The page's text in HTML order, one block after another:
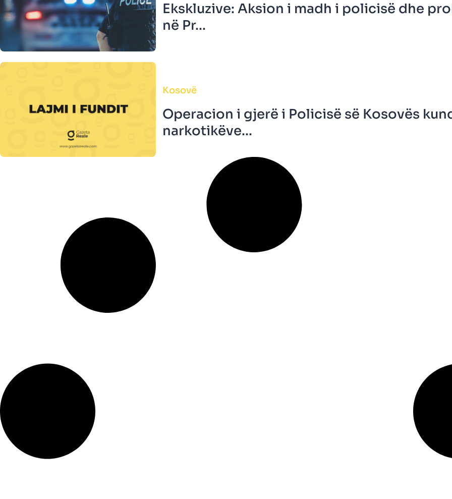
Ekskluzive: Aksion i madh i policisë dhe
në Pr...
Kosovë
Operacion i gjerë i Policisë së Kosovës
narkotikëve...